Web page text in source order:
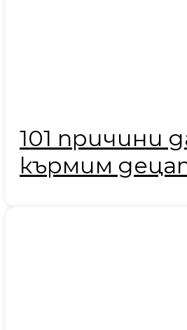
101 причини
кърмим